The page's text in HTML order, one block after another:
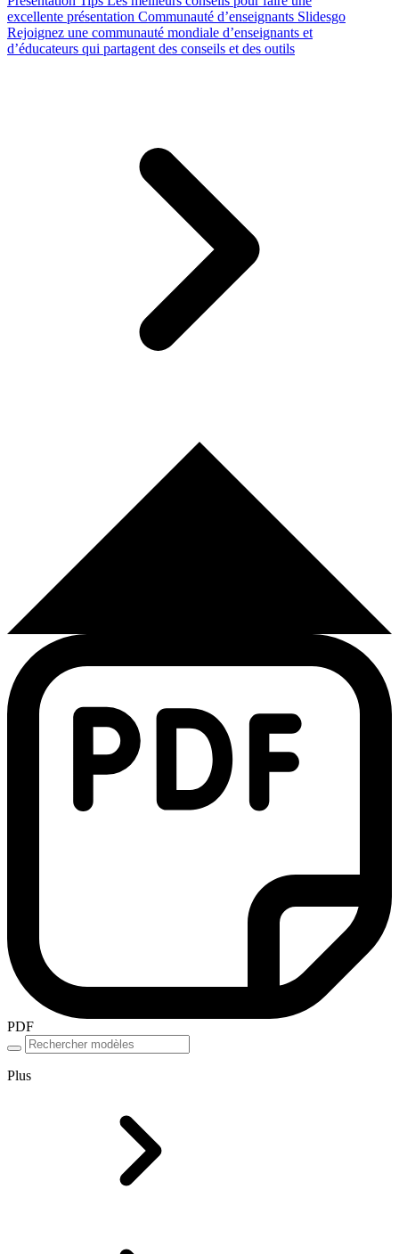
excellente présentation Communauté d’enseignants Slidesgo
Rejoignez une communauté mondiale d’enseignants et
d’éducateurs qui partagent des conseils et des outils
PDF
Plus